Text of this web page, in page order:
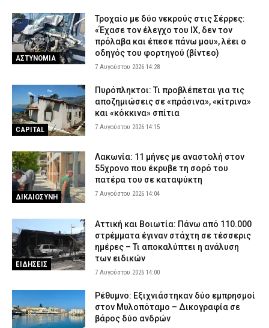
ΑΣΤΥΝΟΜΙΑ
Τροχαίο με δύο νεκρούς στις Σέρρες:
«Έχασε τον έλεγχο του ΙΧ, δεν τον
πρόλαβα και έπεσε πάνω μου», λέει ο
οδηγός του φορτηγού (βίντεο)
7 Αυγούστου 2026 14:28
CAPITAL
Πυρόπληκτοι: Τι προβλέπεται για τις
αποζημιώσεις σε «πράσινα», «κίτρινα»
και «κόκκινα» σπίτια
7 Αυγούστου 2026 14:15
ΔΙΚΑΙΟΣΥΝΗ
Λακωνία: 11 μήνες με αναστολή στον
55χρονο που έκρυβε τη σορό του
πατέρα του σε καταψύκτη
7 Αυγούστου 2026 14:04
ΕΙΔΗΣΕΙΣ
Αττική και Βοιωτία: Πάνω από 110.000
στρέμματα έγιναν στάχτη σε τέσσερις
ημέρες – Τι αποκαλύπτει η ανάλυση
των ειδικών
7 Αυγούστου 2026 14:00
Ρέθυμνο: Εξιχνιάστηκαν δύο εμπρησμοί
στον Μυλοπόταμο – Δικογραφία σε
βάρος δύο ανδρών